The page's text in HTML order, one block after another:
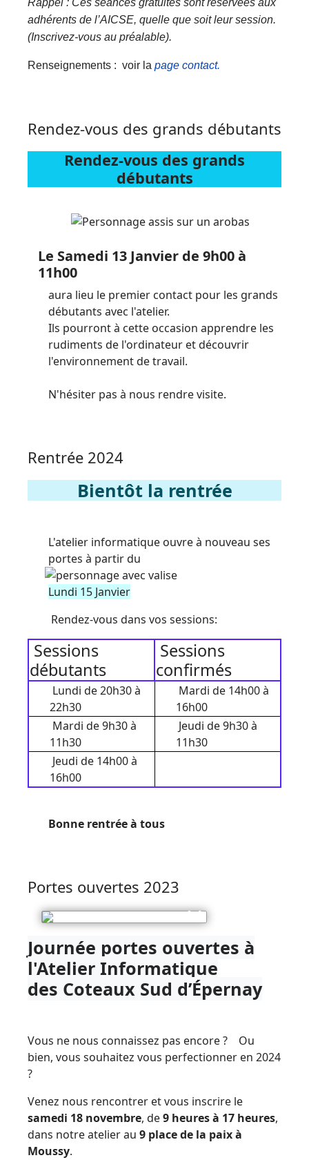
Rappel : Ces séances gratuites sont réservées aux
adhérents de l’AICSE, quelle que soit leur session.
(Inscrivez-vous au préalable).
Renseignements : voir la page contact.
Rendez-vous des grands débutants
Rendez-vous des grands
débutants
Le Samedi 13 Janvier de 9h00 à
11h00
aura lieu le premier contact pour les grands
débutants avec l'atelier.
Ils pourront à cette occasion apprendre les
rudiments de l'ordinateur et découvrir
l'environnement de travail.
N'hésiter pas à nous rendre visite.
Rentrée 2024
Bientôt la rentrée
L'atelier informatique ouvre à nouveau ses
portes à partir du
Lundi 15 Janvier
Rendez-vous dans vos sessions:
Sessions
débutants
Sessions
confirmés
Lundi de 20h30 à
22h30
Mardi de 14h00 à
16h00
Mardi de 9h30 à
11h30
Jeudi de 9h30 à
11h30
Jeudi de 14h00 à
16h00
Bonne rentrée à tous
Portes ouvertes 2023
Journée portes ouvertes à
l'Atelier Informatique
des Coteaux Sud d’Épernay
Vous ne nous connaissez pas encore ? Ou
bien, vous souhaitez vous perfectionner en 2024
?
Venez nous rencontrer et vous inscrire le
samedi 18 novembre, de9 heures à 17 heures,
dans notre atelier au 9 place de la paix à
Moussy.